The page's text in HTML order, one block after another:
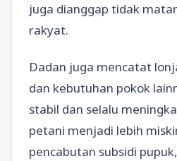
juga dianggap tidak
rakyat.
Dadan juga mencatat
dan kebutuhan pokok
stabil dan selalu
petani menjadi lebih
pencabutan subsidi